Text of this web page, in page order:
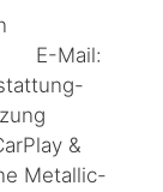
E-Mail:
&
Metallic-